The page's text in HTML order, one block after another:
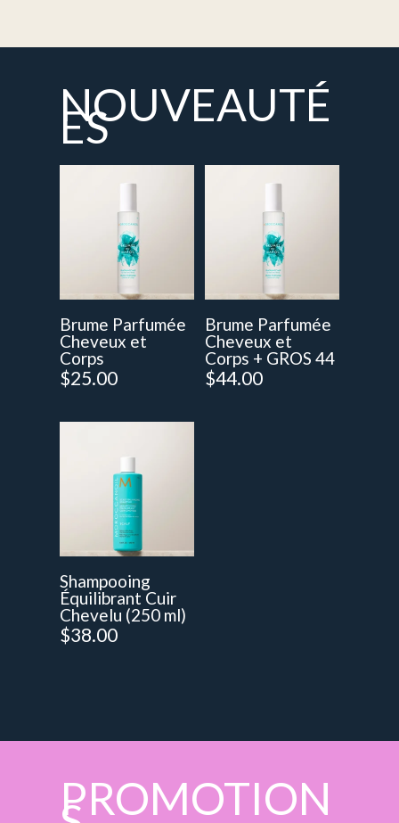
NOUVEAUTÉ
ES
Brume Parfumée
Cheveux et
Corps
$25.00
Brume Parfumée
Cheveux et
Corps + GROS 44
$44.00
Shampooing
Équilibrant Cuir
Chevelu (250 ml)
$38.00
PROMOTION